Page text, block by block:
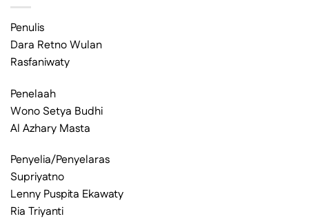
Penulis
Dara Retno Wulan
Rasfaniwaty
Penelaah
Wono Setya Budhi
Al Azhary Masta
Penyelia/Penyelaras
Supriyatno
Lenny Puspita Ekawaty
Ria Triyanti